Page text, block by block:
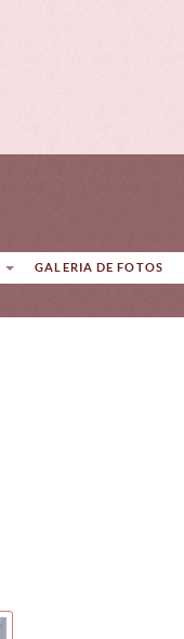
GALERIA DE FOTOS